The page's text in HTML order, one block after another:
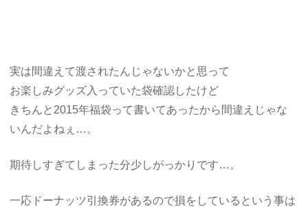
実は間違えて渡されたんじゃないかと思って
お楽しみグッズ入っていた袋確認したけど
きちんと2015年福袋って書いてあったから間違えじゃな
いんだよねぇ…。
期待しすぎてしまった分少しがっかりです…。
一応ドーナッツ引換券があるので損をしているという事は